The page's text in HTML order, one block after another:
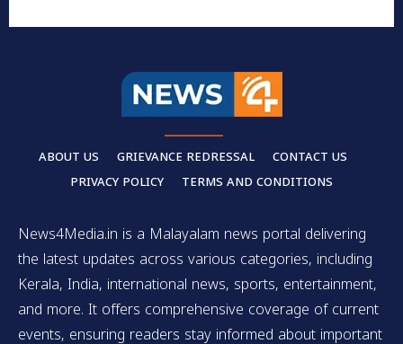
ABOUT US GRIEVANCE REDRESSAL
CONTACT US
PRIVACY POLICY
TERMS AND CONDITIONS
News4Media.in is a Malayalam news portal delivering
the latest updates across various categories, including
Kerala, India, international news, sports, entertainment,
and more. It offers comprehensive coverage of current
events, ensuring readers stay informed about important